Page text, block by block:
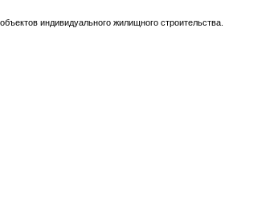
индивидуального жилищного строительства.